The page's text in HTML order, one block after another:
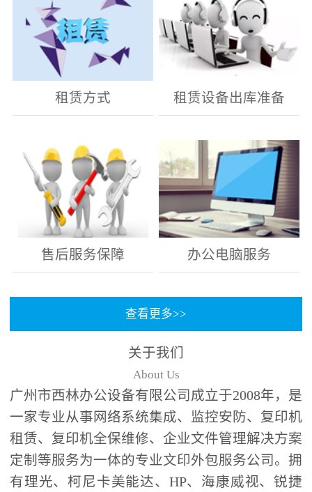
租赁方式 租赁设备出库准备
售后服务保障 办公电脑服务
查看更多>>
关于我们
About Us
广州市西林办公设备有限公司成立于2008年，是
一家专业从事网络系统集成、监控安防、复印机
租赁、复印机全保维修、企业文件管理解决方案
定制等服务为一体的专业文印外包服务公司。拥
有理光、柯尼卡美能达、HP、海康威视、锐捷